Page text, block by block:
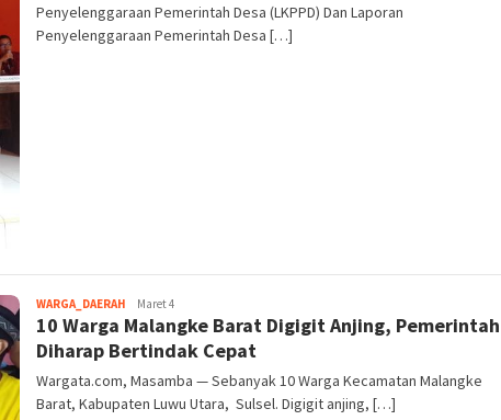
Penyelenggaraan Pemerintah Desa (LKPPD) Dan Laporan
Penyelenggaraan Pemerintah Desa […]
WARGA_DAERAH rootMaret 4
10 Warga Malangke Barat Digigit Anjing, Pemerintah
Diharap Bertindak Cepat
Wargata.com, Masamba — Sebanyak 10 Warga Kecamatan Malangke
Barat, Kabupaten Luwu Utara, Sulsel. Digigit anjing, […]